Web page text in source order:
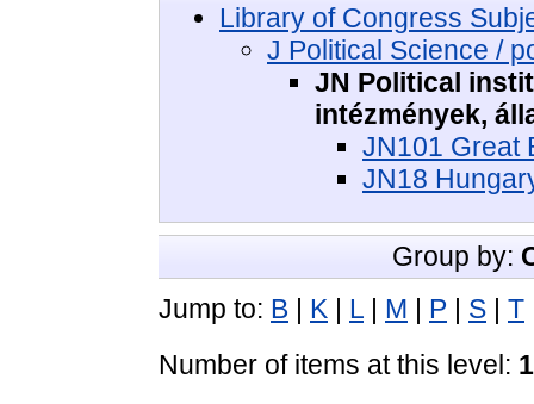
Library of Congress
J Political Science /
JN Political
intézmények,
JN101 Great
JN18
Group by:
Jump to: B K L M P S
T
Number of items at this level: